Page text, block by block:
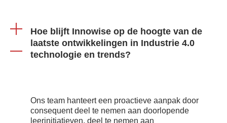
Hoe blijft Innowise op de hoogte van de
laatste ontwikkelingen in Industrie 4.0
technologie en trends?
Ons team hanteert een proactieve aanpak door
consequent deel te nemen aan doorlopende
leerinitiatieven, deel te nemen aan